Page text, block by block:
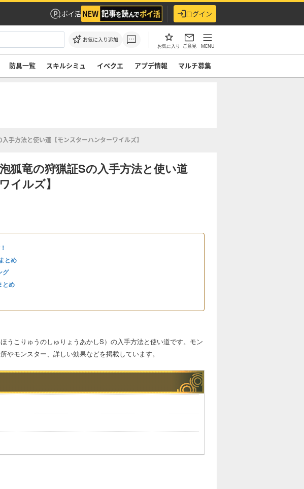
ポイ活 ログイン
お気に入り追加
お気に入り ご意見 MENU
防具一覧 スキルシミュ イベクエ アプデ情報 マルチ募集
手方法と使い道【モンスターハンターワイルズ】
狐竜の狩猟証Sの入手方法と使い道
イルズ】
とめ
グ
とめ
うこりゅうのしゅりょうあかしS）の入手方法と使い道です。モン
やモンスター、詳しい効果などを掲載しています。